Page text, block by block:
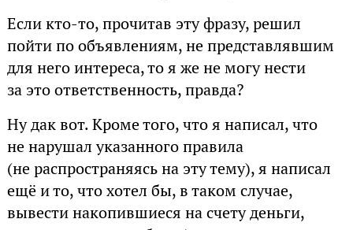
Если кто-то, прочитав эту фразу, решил
пойти по объявлениям, не представлявшим
для него интереса, то я же не могу нести
за это ответственность, правда?
Ну дак вот. Кроме того, что я написал, что
не нарушал указанного правила
(не распространяясь на эту тему), я написал
ещё и то, что хотел бы, в таком случае,
вывести накопившиеся на счету деньги,